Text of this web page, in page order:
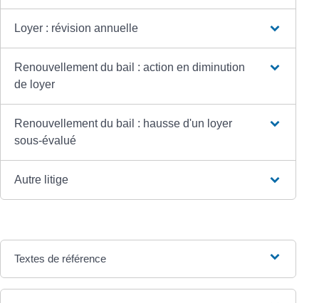
Loyer : révision annuelle
Renouvellement du bail : action en diminution
de loyer
Renouvellement du bail : hausse d'un loyer
sous-évalué
Autre litige
Textes de référence